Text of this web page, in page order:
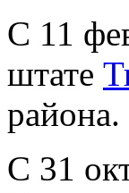
С 11
штате
района.
С 31